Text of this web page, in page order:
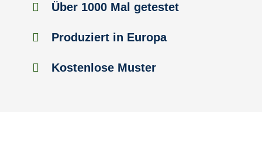
Über 1000 Mal getestet
Produziert in Europa
Kostenlose Muster